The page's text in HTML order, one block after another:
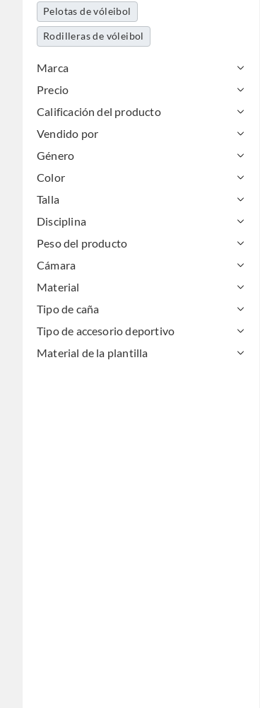
Pelotas de vóleibol
Rodilleras de vóleibol
Marca
Precio
Calificación del producto
Vendido por
Género
Color
Talla
Disciplina
Peso del producto
Cámara
Material
Tipo de caña
Tipo de accesorio deportivo
Material de la plantilla